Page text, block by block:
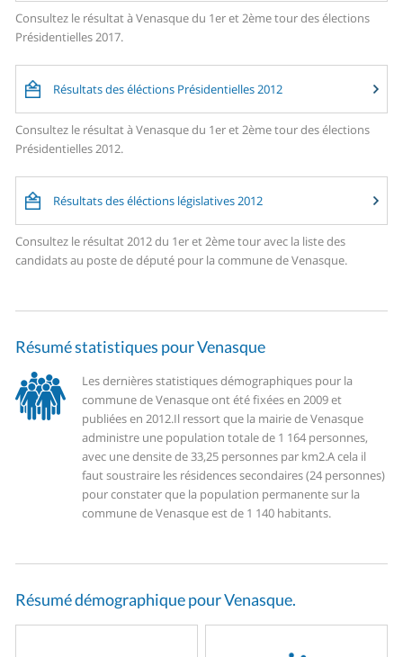
Consultez le résultat à Venasque du 1er et 2ème tour des élections
Présidentielles 2017.
Résultats des éléctions Présidentielles 2012
Consultez le résultat à Venasque du 1er et 2ème tour des élections
Présidentielles 2012.
Résultats des éléctions législatives 2012
Consultez le résultat 2012 du 1er et 2ème tour avec la liste des
candidats au poste de député pour la commune de Venasque.
Résumé statistiques pour Venasque
Les dernières statistiques démographiques pour la
commune de Venasque ont été fixées en 2009 et
publiées en 2012.Il ressort que la mairie de Venasque
administre une population totale de 1 164 personnes,
avec une densite de 33,25 personnes par km2.A cela il
faut soustraire les résidences secondaires (24 personnes)
pour constater que la population permanente sur la
commune de Venasque est de 1 140 habitants.
Résumé démographique pour Venasque.